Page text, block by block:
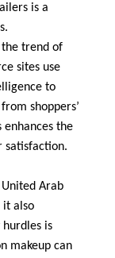
is a
trend of
sites use
to
shoppers’
enhances the
satisfaction.
Arab
it also
is
makeup can